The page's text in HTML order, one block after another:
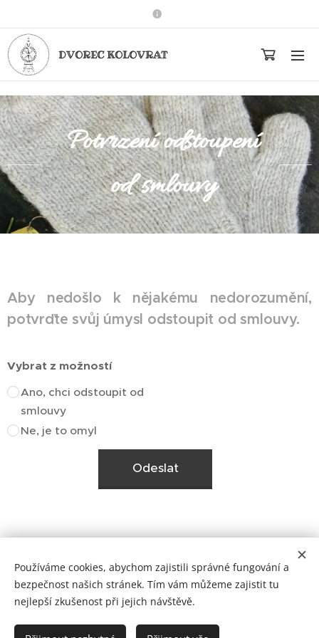
DVOREC KOLOVRAT
Potvrzení odstoupení
od smlouvy
Aby nedošlo k nějakému nedorozumění,
potvrďte svůj úmysl odstoupit od smlouvy.
Vybrat z možností
Ano, chci odstoupit od
smlouvy
Ne, je to omyl
Odeslat
Používáme cookies, abychom zajistili správné fungování a
bezpečnost našich stránek. Tím vám můžeme zajistit tu
nejlepší zkušenost při jejich návštěvě.